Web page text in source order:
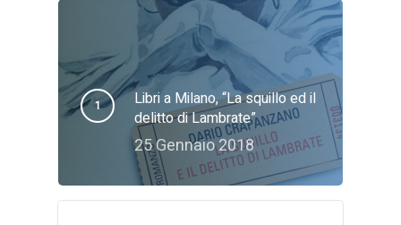
Libri a Milano, “La squillo ed il
delitto di Lambrate”
25 Gennaio 2018